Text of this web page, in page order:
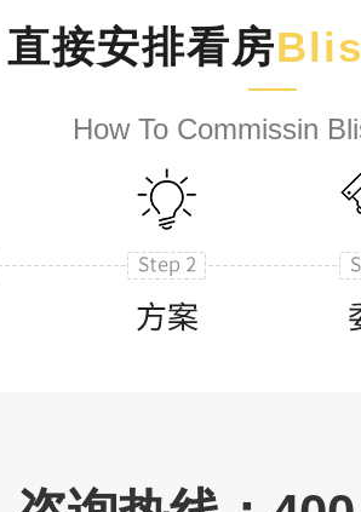
直接安排看房
How To Commissin